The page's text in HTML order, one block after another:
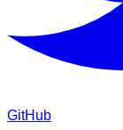
GitHub